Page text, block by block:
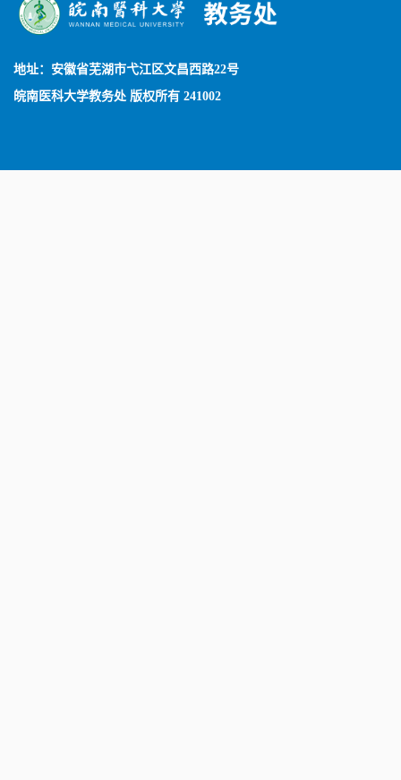
地址：安徽省芜湖市弋江区文昌西路22号
皖南医科大学教务处 版权所有 241002